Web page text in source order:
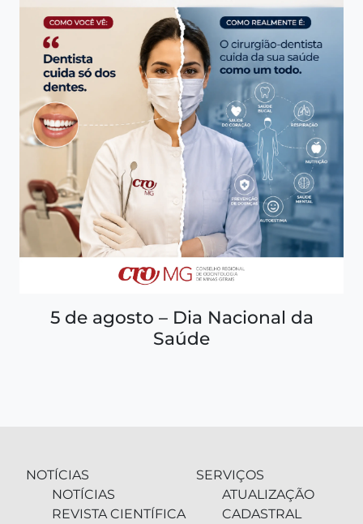
5 de agosto – Dia Nacional da
Saúde
NOTÍCIAS
NOTÍCIAS
REVISTA CIENTÍFICA
SERVIÇOS
ATUALIZAÇÃO
CADASTRAL